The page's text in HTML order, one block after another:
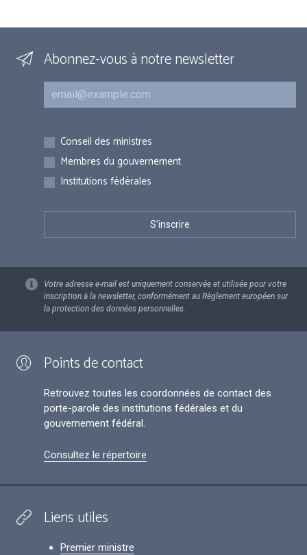
Abonnez-vous à notre newsletter
Courriel
Inscriptions
Conseil des ministres
Membres du gouvernement
Institutions fédérales
Votre adresse e-mail est uniquement conservée et utilisée pour votre
inscription à la newsletter, conformément au Règlement européen sur
la protection des données personnelles.
Points de contact
Retrouvez toutes les coordonnées de contact des
porte-parole des institutions fédérales et du
gouvernement fédéral.
Consultez le répertoire
Liens utiles
Premier ministre